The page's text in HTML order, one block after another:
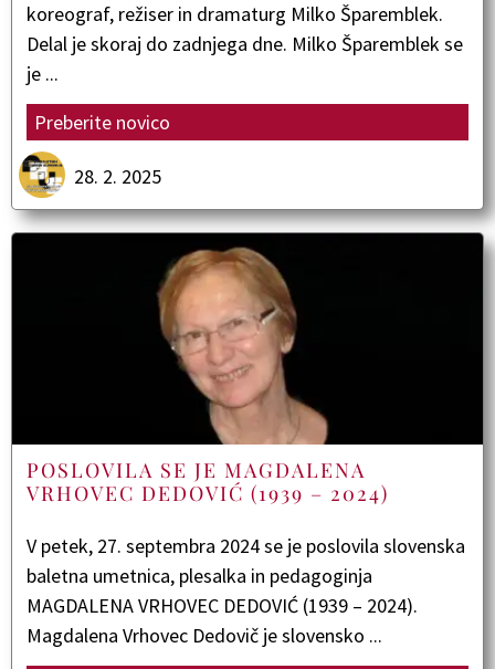
koreograf, režiser in dramaturg Milko Šparemblek.
Delal je skoraj do zadnjega dne. Milko Šparemblek se
je ...
Preberite novico
28. 2. 2025
POSLOVILA SE JE MAGDALENA
VRHOVEC DEDOVIĆ (1939 – 2024)
V petek, 27. septembra 2024 se je poslovila slovenska
baletna umetnica, plesalka in pedagoginja
MAGDALENA VRHOVEC DEDOVIĆ (1939 – 2024).
Magdalena Vrhovec Dedovič je slovensko ...